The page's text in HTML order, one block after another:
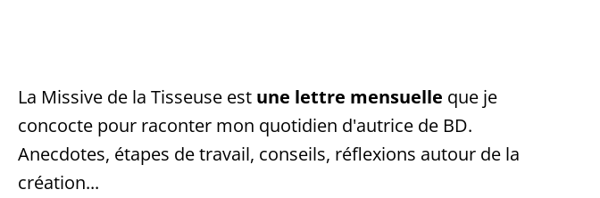
La Missive de la Tisseuse est une lettre mensuelle que je
concocte pour raconter mon quotidien d'autrice de BD.
Anecdotes, étapes de travail, conseils, réflexions autour de la
création...